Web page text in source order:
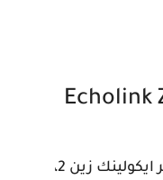
لتحميل ملف قائمة القنوات لرسيفر ايكولينك زين 2،